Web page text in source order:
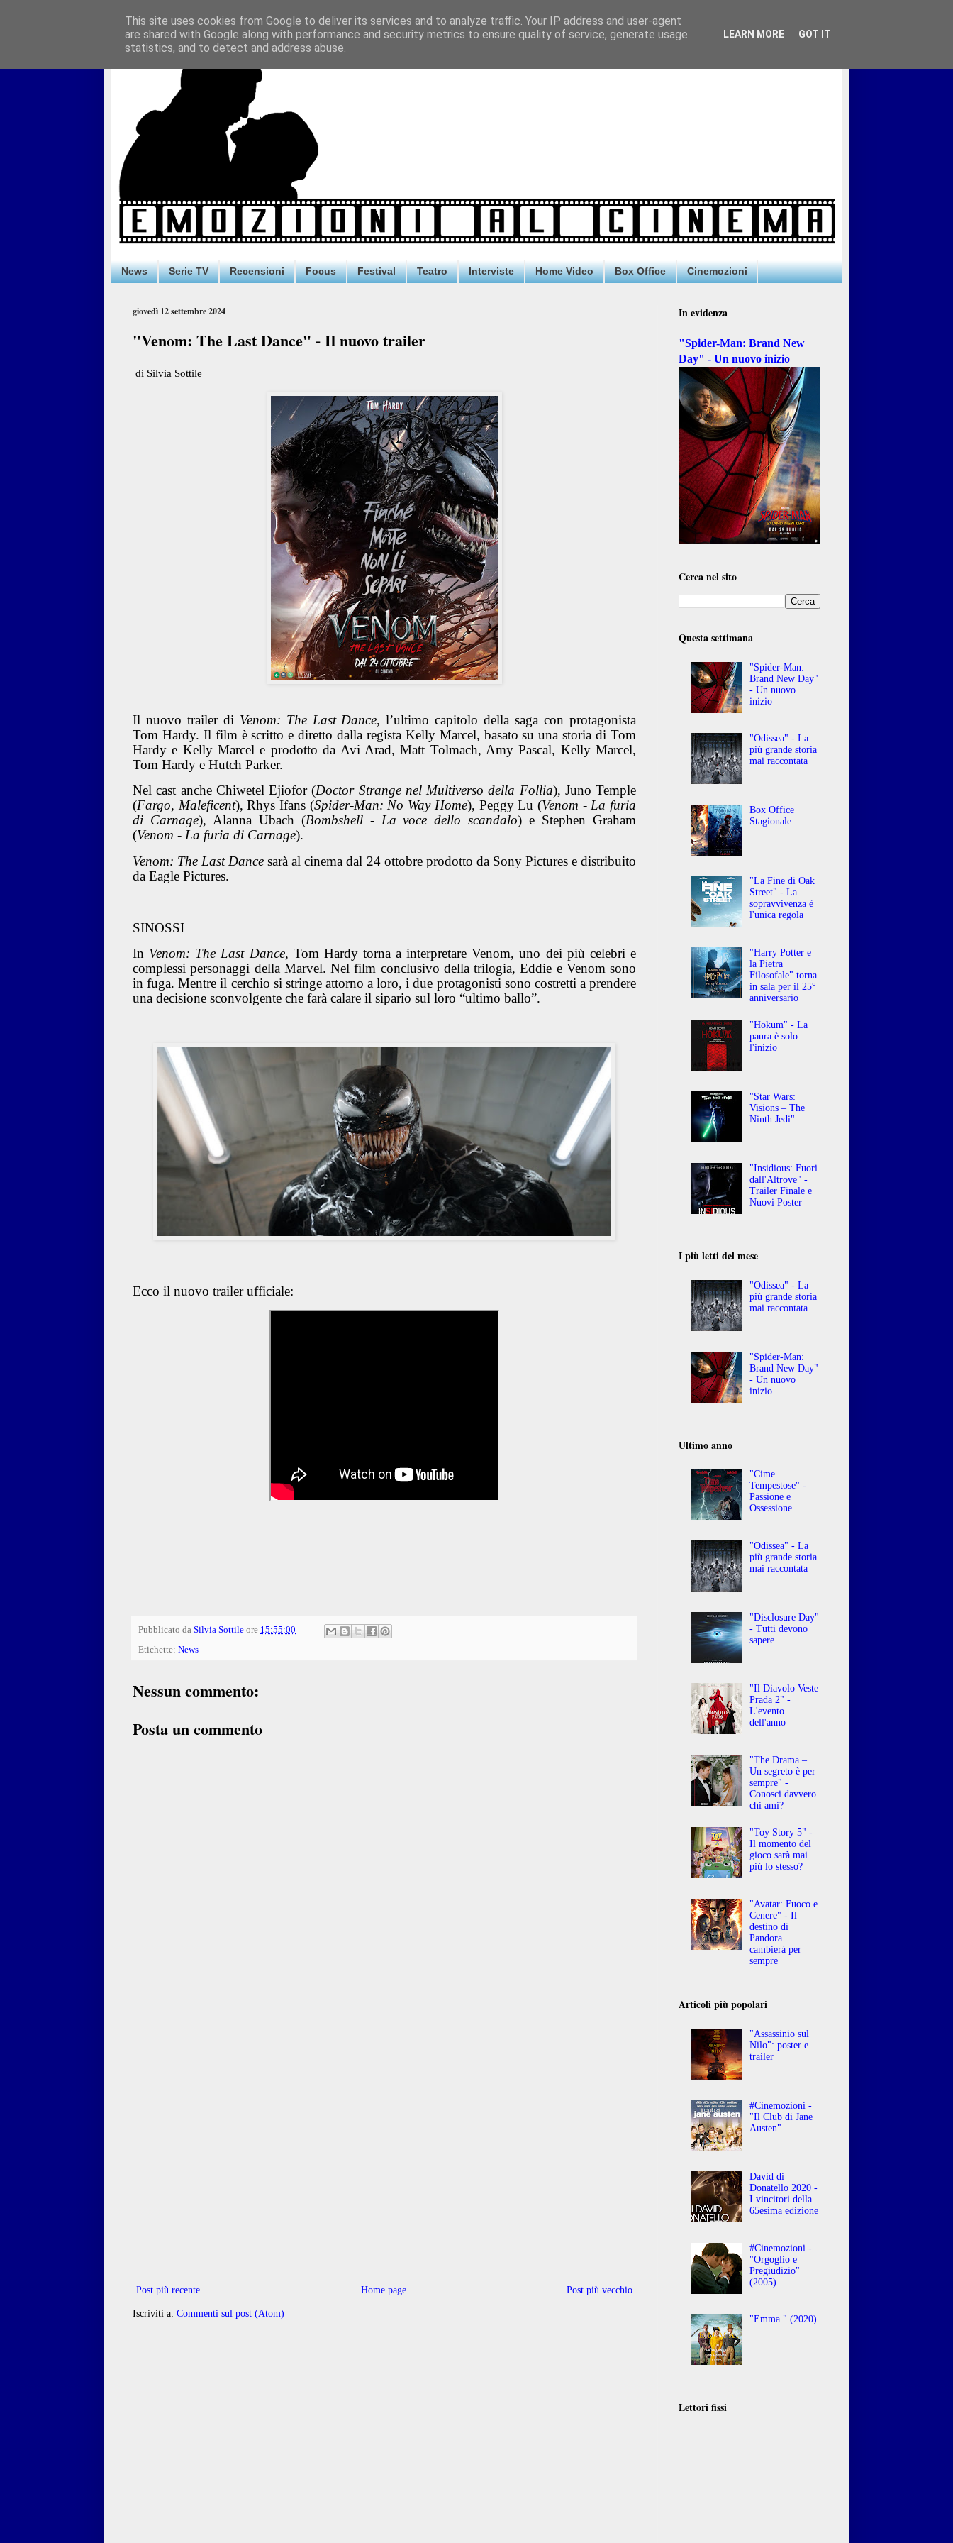
News Serie TV Recensioni Focus Festival Teatro Interviste Home Video Box Office Cinemozioni
giovedì 12 settembre 2024
"Venom: The Last Dance" - Il nuovo trailer
di Silvia Sottile
Il nuovo trailer di Venom: The Last Dance, l’ultimo capitolo della saga con protagonista
Tom Hardy. Il film è scritto e diretto dalla regista Kelly Marcel, basato su una storia di Tom
Hardy e Kelly Marcel e prodotto da Avi Arad, Matt Tolmach, Amy Pascal, Kelly Marcel,
Tom Hardy e Hutch Parker.
Nel cast anche Chiwetel Ejiofor (Doctor Strange nel Multiverso della Follia), Juno Temple
(Fargo, Maleficent), Rhys Ifans (Spider-Man: No Way Home), Peggy Lu (Venom - La furia
di Carnage), Alanna Ubach (Bombshell - La voce dello scandalo) e Stephen Graham
(Venom - La furia di Carnage).
Venom: The Last Dance sarà al cinema dal 24 ottobre prodotto da Sony Pictures e distribuito
da Eagle Pictures.
SINOSSI
In Venom: The Last Dance, Tom Hardy torna a interpretare Venom, uno dei più celebri e
complessi personaggi della Marvel. Nel film conclusivo della trilogia, Eddie e Venom sono
in fuga. Mentre il cerchio si stringe attorno a loro, i due protagonisti sono costretti a prendere
una decisione sconvolgente che farà calare il sipario sul loro “ultimo ballo”.
Ecco il nuovo trailer ufficiale:
Pubblicato da Silvia Sottile ore 15:55:00
Etichette: News
Nessun commento:
Posta un commento
Post più recente Post più vecchio
Home page
Iscriviti a: Commenti sul post (Atom)
In evidenza
"Spider-Man: Brand New
Day" - Un nuovo inizio
Cerca nel sito
Questa settimana
"Spider-Man:
Brand New Day"
- Un nuovo
inizio
"Odissea" - La
più grande storia
mai raccontata
Box Office
Stagionale
"La Fine di Oak
Street" - La
sopravvivenza è
l'unica regola
"Harry Potter e
la Pietra
Filosofale" torna
in sala per il 25°
anniversario
"Hokum" - La
paura è solo
l'inizio
"Star Wars:
Visions – The
Ninth Jedi"
"Insidious: Fuori
dall'Altrove" -
Trailer Finale e
Nuovi Poster
I più letti del mese
"Odissea" - La
più grande storia
mai raccontata
"Spider-Man:
Brand New Day"
- Un nuovo
inizio
Ultimo anno
"Cime
Tempestose" -
Passione e
Ossessione
"Odissea" - La
più grande storia
mai raccontata
"Disclosure Day"
- Tutti devono
sapere
"Il Diavolo Veste
Prada 2" -
L'evento
dell'anno
"The Drama –
Un segreto è per
sempre" -
Conosci davvero
chi ami?
"Toy Story 5" -
Il momento del
gioco sarà mai
più lo stesso?
"Avatar: Fuoco e
Cenere" - Il
destino di
Pandora
cambierà per
sempre
Articoli più popolari
"Assassinio sul
Nilo": poster e
trailer
#Cinemozioni -
"Il Club di Jane
Austen"
David di
Donatello 2020 -
I vincitori della
65esima edizione
#Cinemozioni -
"Orgoglio e
Pregiudizio"
(2005)
"Emma." (2020)
Lettori fissi
This site uses cookies from Google to deliver its services and to analyze traffic. Your IP address and user-agent
are shared with Google along with performance and security metrics to ensure quality of service, generate usage
statistics, and to detect and address abuse.
LEARN MORE GOT IT